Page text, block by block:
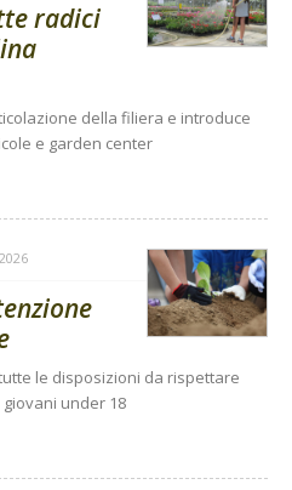
radici
della filiera e introduce
e garden center
le disposizioni da rispettare
under 18